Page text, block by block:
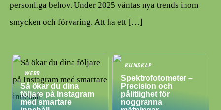
personliga behov. Under 2025 väntas nya trends inom
smycken och förvaring. Att ha ett […]
WEBB
Så ökar du dina
följare på Instagram
med smartare
KUNSKAP
Spektrofotometer –
Precision och
pålitlighet för
noggranna